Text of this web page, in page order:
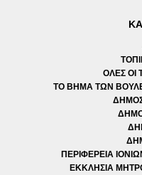
ΟΛΕΣ ΟΙ
ΤΟ ΒΗΜΑ ΤΩΝ
ΠΕΡΙΦΕΡΕΙΑ
ΕΚΚΛΗΣΙΑ